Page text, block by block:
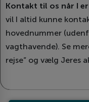
Kontakt til os når I
vil I altid kunne
hovednummer
vagthavende). Se
rejse” og vælg Jeres